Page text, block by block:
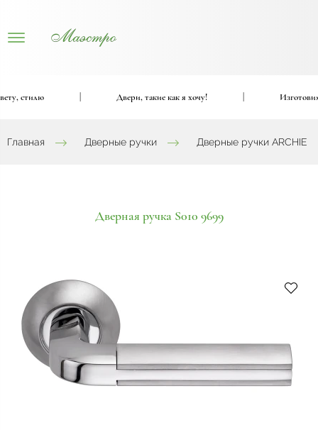
стилю Двери, такие как я хочу! Изготовим
Главная Дверные ручки Дверные ручки ARCHIE
Дверная ручка S010 9699